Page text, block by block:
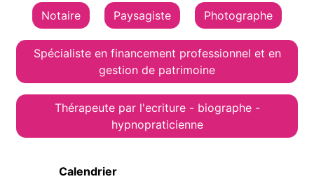
Notaire Paysagiste Photographe
Spécialiste en financement professionnel et en
gestion de patrimoine
Thérapeute par l'ecriture - biographe -
hypnopraticienne
Calendrier